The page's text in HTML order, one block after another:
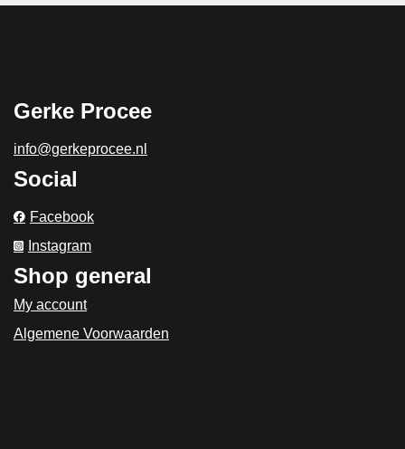
Gerke Procee
info@gerkeprocee.nl
Social
Facebook
Instagram
Shop general
My account
Algemene Voorwaarden